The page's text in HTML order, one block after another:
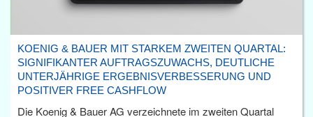
KOENIG & BAUER MIT STARKEM ZWEITEN QUARTAL:
SIGNIFIKANTER AUFTRAGSZUWACHS, DEUTLICHE
UNTERJÄHRIGE ERGEBNISVERBESSERUNG UND
POSITIVER FREE CASHFLOW
Die Koenig & Bauer AG verzeichnete im zweiten Quartal